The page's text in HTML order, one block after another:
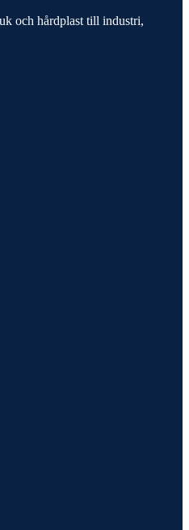
och hårdplast till industri,